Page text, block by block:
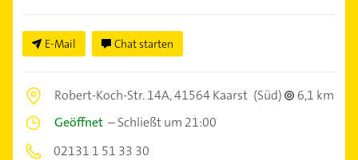
E-Mail Chat starten
Robert-Koch-Str. 14A,41564 Kaarst (Süd)
6,1 km
Geöffnet –Schließt um 21:00
02131 1 51 33 30